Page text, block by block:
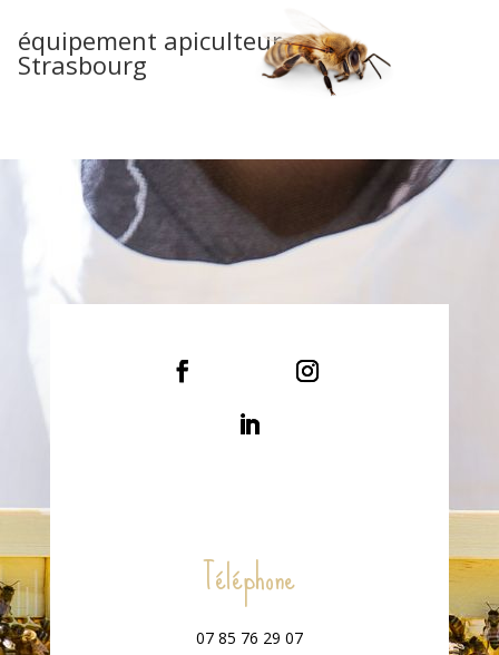
équipement apiculteur –
Strasbourg
Téléphone
07 85 76 29 07